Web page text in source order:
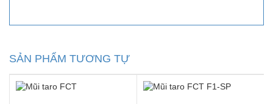
SẢN PHẨM TƯƠNG TỰ